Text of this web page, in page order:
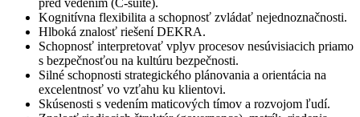
pred vedením (C-suite).
Kognitívna flexibilita a schopnosť zvládať nejednoznačnosti.
Hlboká znalosť riešení DEKRA.
Schopnosť interpretovať vplyv procesov nesúvisiacich priamo
s bezpečnosťou na kultúru bezpečnosti.
Silné schopnosti strategického plánovania a orientácia na
excelentnosť vo vzťahu ku klientovi.
Skúsenosti s vedením maticových tímov a rozvojom ľudí.